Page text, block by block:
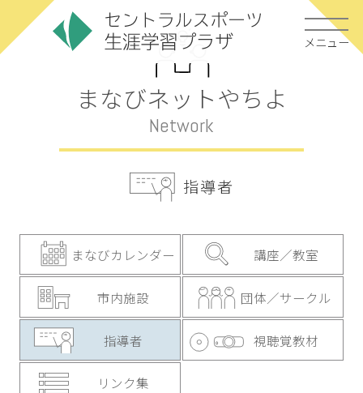
メニュー
まなびネットやちよ
Network
指導者
まなびカレンダー 講座／教室
市内施設 団体／サークル
指導者 視聴覚教材
リンク集